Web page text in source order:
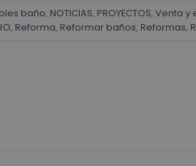
baño, NOTICIAS, PROYECTOS, Venta y
, Reforma, Reformar baños, Reformas,